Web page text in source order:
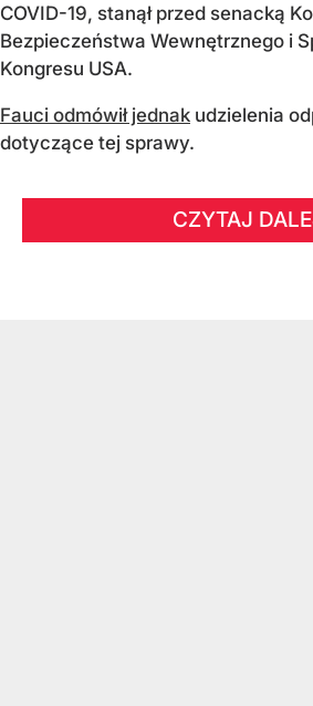
COVID-19, stanął przed senacką
Bezpieczeństwa Wewnętrznego i
Kongresu USA.
Fauci odmówił jednak udzielenia
dotyczące tej sprawy.
CZYTAJ